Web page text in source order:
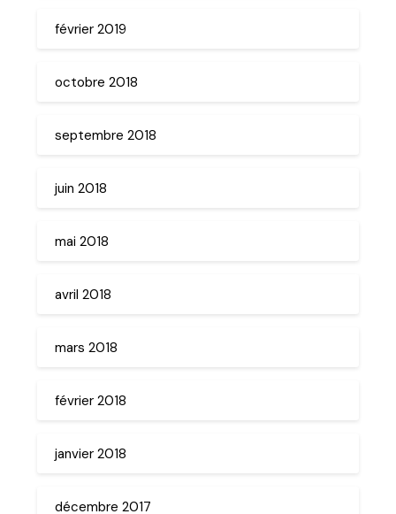
février 2019
octobre 2018
septembre 2018
juin 2018
mai 2018
avril 2018
mars 2018
février 2018
janvier 2018
décembre 2017